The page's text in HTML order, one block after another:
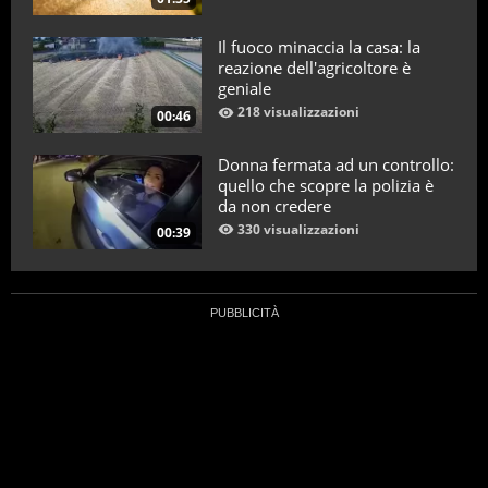
00:46
Il fuoco minaccia la casa: la
reazione dell'agricoltore è
geniale
218 visualizzazioni
00:39
Donna fermata ad un controllo:
quello che scopre la polizia è
da non credere
330 visualizzazioni